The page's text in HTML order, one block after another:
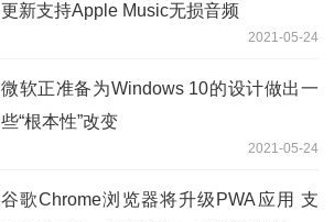
更新支持Apple Music无损音频
2021-05-24
微软正准备为Windows 10的设计做出一
些“根本性”改变
2021-05-24
谷歌Chrome浏览器将升级PWA应用 支